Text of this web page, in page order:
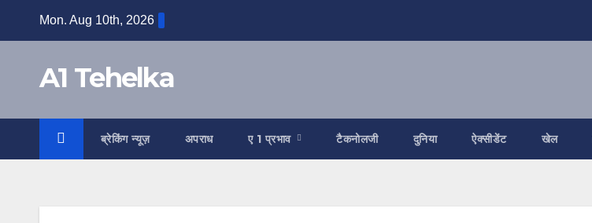
Mon. Aug 10th, 2026
A1 Tehelka
ब्रेकिंग न्यूज़ अपराध ए 1 प्रभाव टैकनोलजी दुनिया ऐक्सीडेंट खेल